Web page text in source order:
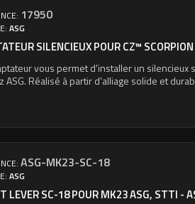
17950
ASG
SILENCIEUX POUR CZ™
vous permet d'installer un silencieux
ASG. Réalisé à partir d'alliage solide et
ASG-MK23-SC-18
ASG
LEVER SC-18 POUR MK23 ASG, STTI -